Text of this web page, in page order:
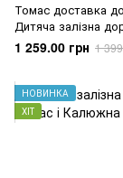
Томас доставка
Дитяча залізна
Thomas Dockside
(HGY82 / HPM64)
1 259.00 грн 1
НОВИНКА
ХІТ